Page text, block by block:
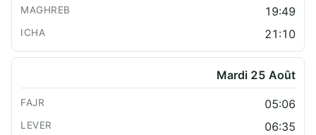
19:49
21:10
Mardi 25 Août
05:06
06:35